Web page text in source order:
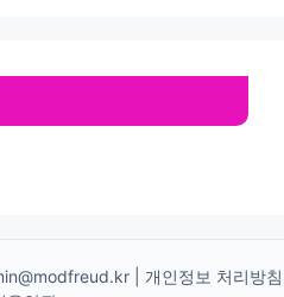
| 개인정보 처리방침